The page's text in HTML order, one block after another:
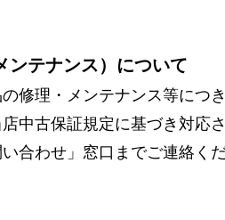
ンテナンス）について
修理・メンテナンス等につき
中古保証規定に基づき対応
合わせ」窓口までご連絡く